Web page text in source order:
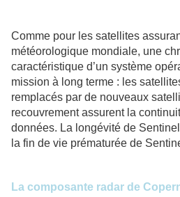
Comme pour les satellites
météorologique mondiale, une
caractéristique d’un système
mission à long terme : les
remplacés par de nouveaux
recouvrement assurent la
données. La longévité de
la fin de vie prématurée de
La composante radar de